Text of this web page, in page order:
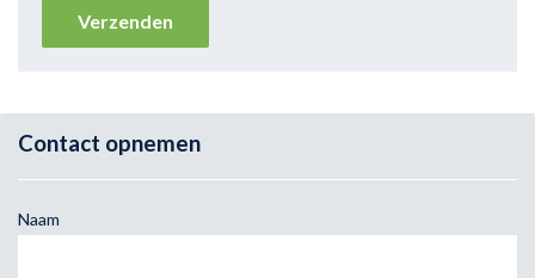
Contact opnemen
Naam